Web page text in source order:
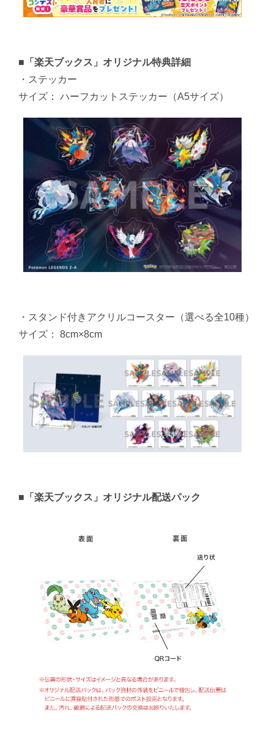
■「楽天ブックス」オリジナル特典詳細
・ステッカー
サイズ： ハーフカットステッカー（A5サイズ）
・スタンド付きアクリルコースター（選べる全10種）
サイズ： 8cm×8cm
■「楽天ブックス」オリジナル配送パック